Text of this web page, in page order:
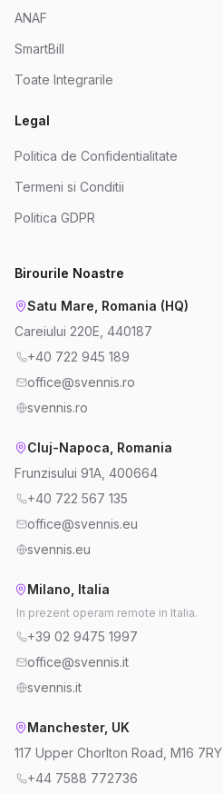
ANAF
SmartBill
Toate Integrarile
Legal
Politica de Confidentialitate
Termeni si Conditii
Politica GDPR
Birourile Noastre
Satu Mare, Romania (HQ)
Careiului 220E, 440187
+40 722 945 189
office@svennis.ro
svennis.ro
Cluj-Napoca, Romania
Frunzisului 91A, 400664
+40 722 567 135
office@svennis.eu
svennis.eu
Milano, Italia
In prezent operam remote in Italia.
+39 02 9475 1997
office@svennis.it
svennis.it
Manchester, UK
117 Upper Chorlton Road, M16 7RY
+44 7588 772736